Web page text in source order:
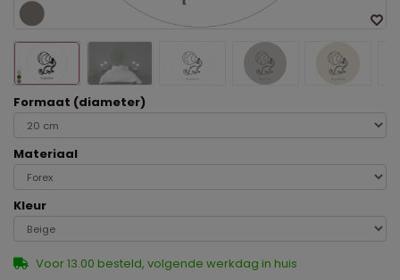
Formaat (diameter)
Materiaal
Kleur
Voor 13.00 besteld, volgende werkdag in huis